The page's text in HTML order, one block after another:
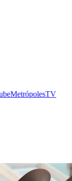
MetrópolesTV